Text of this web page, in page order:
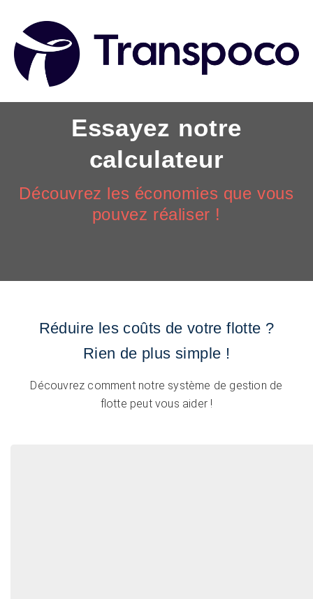
Essayez notre
calculateur
Découvrez les économies que vous
pouvez réaliser !
Réduire les coûts de votre flotte ?
Rien de plus simple !
Découvrez comment notre système de gestion de
flotte peut vous aider !